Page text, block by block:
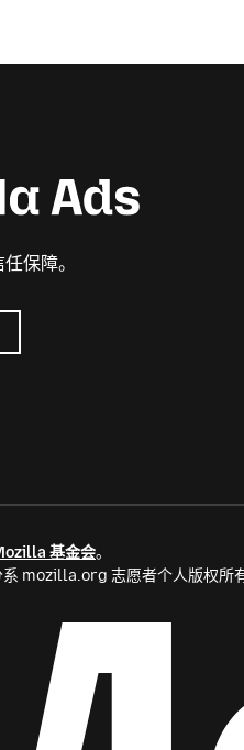
保障。
基金会。
系 mozilla.org 志愿者个人版权